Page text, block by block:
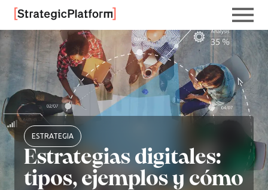
ESTRATEGIA
Estrategias digitales:
tipos, ejemplos y cómo